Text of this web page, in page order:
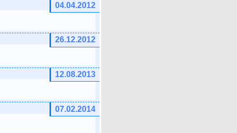
04.04.2012
26.12.2012
12.08.2013
07.02.2014